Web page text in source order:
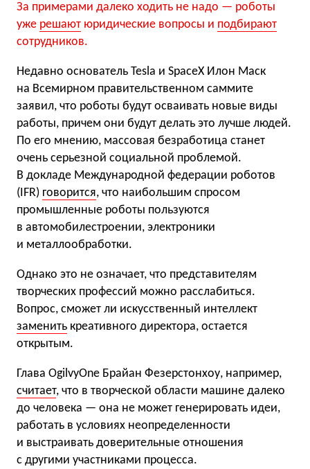
За примерами далеко ходить не надо — роботы
уже решают юридические вопросы и подбирают
сотрудников.
Недавно основатель Tesla и SpaceX Илон Маск
на Всемирном правительственном саммите
заявил, что роботы будут осваивать новые виды
работы, причем они будут делать это лучше людей.
По его мнению, массовая безработица станет
очень серьезной социальной проблемой.
В докладе Международной федерации роботов
(IFR) говорится, что наибольшим спросом
промышленные роботы пользуются
в автомобилестроении, электроники
и металлообработки.
Однако это не означает, что представителям
творческих профессий можно расслабиться.
Вопрос, сможет ли искусственный интеллект
заменить креативного директора, остается
открытым.
Глава OgilvyOne Брайан Фезерстонхоу, например,
считает, что в творческой области машине далеко
до человека — она не может генерировать идеи,
работать в условиях неопределенности
и выстраивать доверительные отношения
с другими участниками процесса.